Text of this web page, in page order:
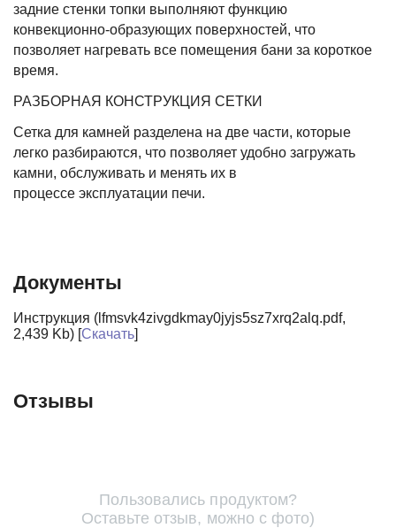
задние стенки топки выполняют функцию
конвекционно-образующих поверхностей, что
позволяет нагревать все помещения бани за короткое
время.
РАЗБОРНАЯ КОНСТРУКЦИЯ СЕТКИ
Сетка для камней разделена на две части, которые
легко разбираются, что позволяет удобно загружать
камни, обслуживать и менять их в
процессе эксплуатации печи.
Документы
Инструкция (lfmsvk4zivgdkmay0jyjs5sz7xrq2alq.pdf,
2,439 Kb) [Скачать]
Отзывы
Пользовались продуктом?
Оставьте отзыв, можно с фото)